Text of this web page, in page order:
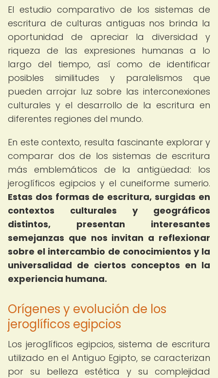
El estudio comparativo de los sistemas de
escritura de culturas antiguas nos brinda la
oportunidad de apreciar la diversidad y
riqueza de las expresiones humanas a lo
largo del tiempo, así como de identificar
posibles similitudes y paralelismos que
pueden arrojar luz sobre las interconexiones
culturales y el desarrollo de la escritura en
diferentes regiones del mundo.
En este contexto, resulta fascinante explorar y
comparar dos de los sistemas de escritura
más emblemáticos de la antigüedad: los
jeroglíficos egipcios y el cuneiforme sumerio.
Estas dos formas de escritura, surgidas en
contextos culturales y geográficos
distintos, presentan interesantes
semejanzas que nos invitan a reflexionar
sobre el intercambio de conocimientos y la
universalidad de ciertos conceptos en la
experiencia humana.
Orígenes y evolución de los
jeroglíficos egipcios
Los jeroglíficos egipcios, sistema de escritura
utilizado en el Antiguo Egipto, se caracterizan
por su belleza estética y su complejidad